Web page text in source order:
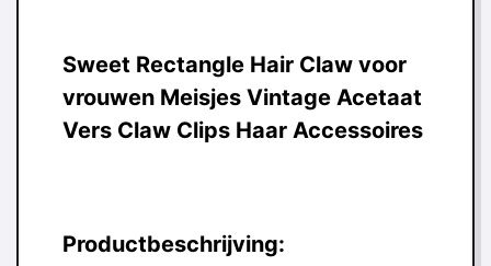
Sweet Rectangle Hair Claw voor
vrouwen Meisjes Vintage Acetaat
Vers Claw Clips Haar Accessoires
Productbeschrijving: